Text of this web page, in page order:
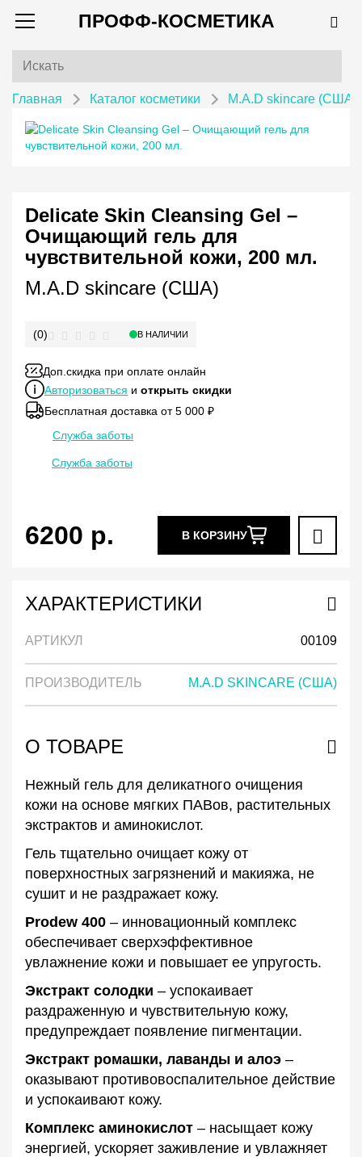
ПРОФФ-КОСМЕТИКА
Главная Каталог косметики M.A.D skincare (США)
Delicate Skin Cleansing Gel –
Очищающий гель для
чувствительной кожи, 200 мл.
M.A.D skincare (США)
(0) В НАЛИЧИИ
Доп.скидка при оплате онлайн
Авторизоваться и открыть скидки
Бесплатная доставка от 5 000 ₽
Служба заботы
Служба заботы
6200 р. В КОРЗИНУ
ХАРАКТЕРИСТИКИ
АРТИКУЛ 00109
ПРОИЗВОДИТЕЛЬ M.A.D SKINCARE (США)
О ТОВАРЕ
Нежный гель для деликатного очищения
кожи на основе мягких ПАВов, растительных
экстрактов и аминокислот.
Гель тщательно очищает кожу от
поверхностных загрязнений и макияжа, не
сушит и не раздражает кожу.
Prodew 400 – инновационный комплекс
обеспечивает сверхэффективное
увлажнение кожи и повышает ее упругость.
Экстракт солодки – успокаивает
раздраженную и чувствительную кожу,
предупреждает появление пигментации.
Экстракт ромашки, лаванды и алоэ –
оказывают противовоспалительное действие
и успокаивают кожу.
Комплекс аминокислот – насыщает кожу
энергией, ускоряет заживление и увлажняет